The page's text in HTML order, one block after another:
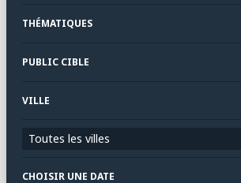
THÉMATIQUES
PUBLIC CIBLE
VILLE
Toutes les villes
CHOISIR UNE DATE